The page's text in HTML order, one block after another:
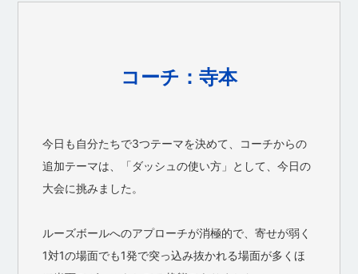
コーチ：寺本
今日も自分たちで3つテーマを決めて、コーチからの
追加テーマは、「ダッシュの使い方」として、今日の
大会に挑みました。
ルーズボールへのアプローチが消極的で、寄せが弱く
1対1の場面でも1発で突っ込み抜かれる場面が多くほ